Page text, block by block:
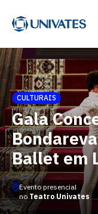
CULTURAIS
Gala
Ballet em
Evento presencial
noTeatro Univates